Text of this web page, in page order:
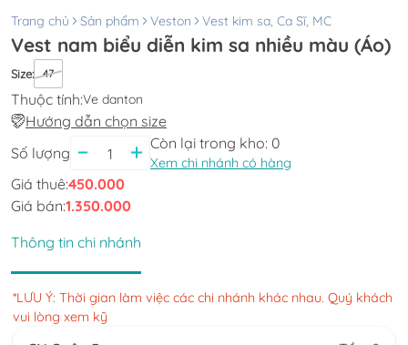
Trang chủ Sản phẩm Veston Vest kim sa, Ca Sĩ, MC
Vest nam biểu diễn kim sa nhiều màu (Áo)
Size: 47
Thuộc tính:Ve danton
Hướng dẫn chọn size
Số lượng
Còn lại trong kho: 0
Xem chi nhánh có hàng
Giá thuê:450.000
Giá bán:1.350.000
Thông tin chi nhánh
*LƯU Ý: Thời gian làm việc các chi nhánh khác nhau. Quý khách
vui lòng xem kỹ